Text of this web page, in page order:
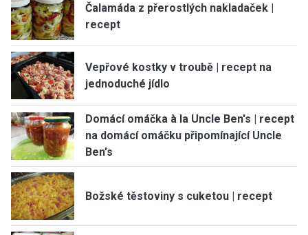
Čalamáda z přerostlých nakladaček |
recept
Vepřové kostky v troubě | recept na
jednoduché jídlo
Domácí omáčka à la Uncle Ben's | recept
na domácí omáčku připomínající Uncle
Ben's
Božské těstoviny s cuketou | recept